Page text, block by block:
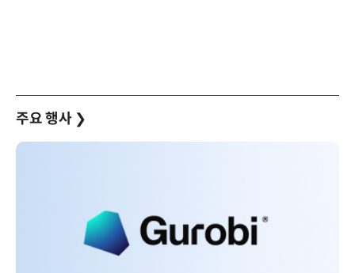
주요 행사 ❯